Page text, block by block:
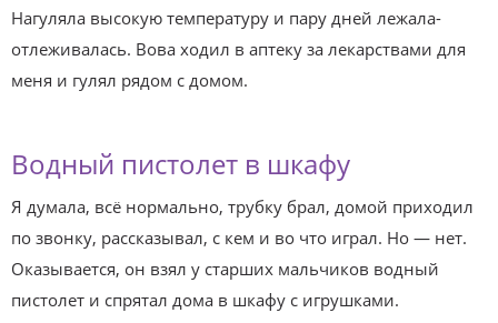
Нагуляла высокую температуру и пару дней лежала-
отлеживалась. Вова ходил в аптеку за лекарствами для
меня и гулял рядом с домом.
Водный пистолет в шкафу
Я думала, всё нормально, трубку брал, домой приходил
по звонку, рассказывал, с кем и во что играл. Но — нет.
Оказывается, он взял у старших мальчиков водный
пистолет и спрятал дома в шкафу с игрушками.